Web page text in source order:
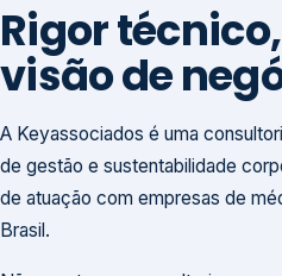
Rigor técnico,
visão de
A Keyassociados é uma
de gestão e sustentabilidade
de atuação com empresas de
Brasil.